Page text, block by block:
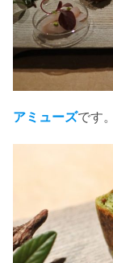
アミューズです。